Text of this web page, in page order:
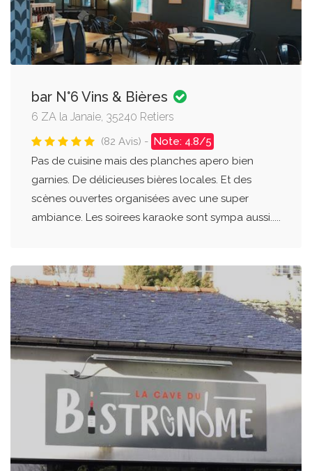
bar N°6 Vins & Bières
6 ZA la Janaie, 35240 Retiers
(82 Avis) - Note: 4.8/5
Pas de cuisine mais des planches apero bien
garnies. De délicieuses bières locales. Et des
scènes ouvertes organisées avec une super
ambiance. Les soirees karaoke sont sympa aussi.....